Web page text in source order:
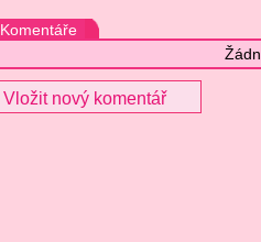
Komentáře
Vložit nový komentář